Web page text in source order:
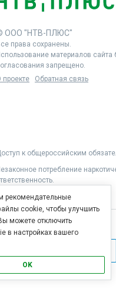
ООО "НТВ-ПЛЮС"
права сохранены.
материалов сайта
запрещено.
проекте
Обратная связь
к общероссийским
потребление
рекомендательные
cookie, чтобы улучшить
можете отключить
в настройках вашего
OK